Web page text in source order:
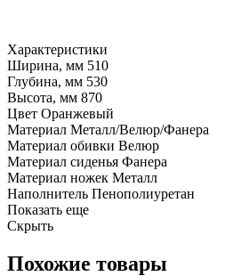
Характеристики
Ширина, мм 510
Глубина, мм 530
Высота, мм 870
Цвет Оранжевый
Материал Металл/Велюр/Фанера
Материал обивки Велюр
Материал сиденья Фанера
Материал ножек Металл
Наполнитель Пенополиуретан
Показать еще
Скрыть
Похожие товары